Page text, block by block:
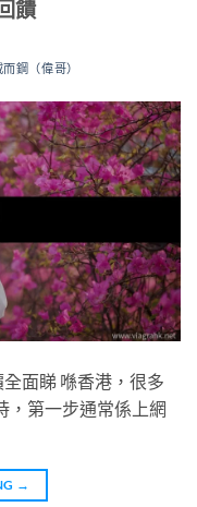
饋
而鋼（偉哥）
面睇 喺香港，很多
，第一步通常係上網
→